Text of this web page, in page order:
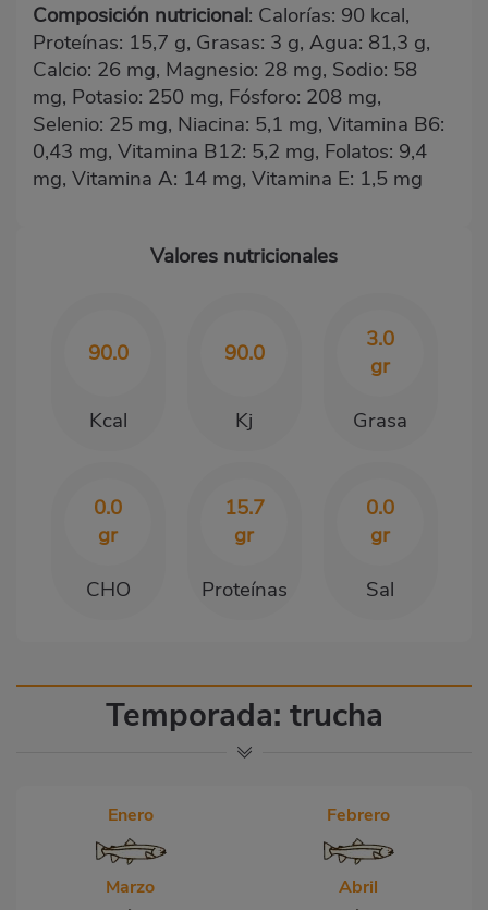
Composición nutricional: Calorías: 90 kcal,
Proteínas: 15,7 g, Grasas: 3 g, Agua: 81,3 g,
Calcio: 26 mg, Magnesio: 28 mg, Sodio: 58
mg, Potasio: 250 mg, Fósforo: 208 mg,
Selenio: 25 mg, Niacina: 5,1 mg, Vitamina B6:
0,43 mg, Vitamina B12: 5,2 mg, Folatos: 9,4
mg, Vitamina A: 14 mg, Vitamina E: 1,5 mg
Valores nutricionales
90.0
Kcal
90.0
Kj
3.0
gr
Grasa
0.0
gr
CHO
15.7
gr
Proteínas
0.0
gr
Sal
Temporada: trucha
Enero Febrero
Marzo Abril